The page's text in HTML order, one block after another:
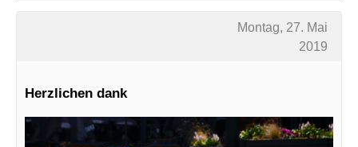
Montag, 27. Mai
2019
Herzlichen dank